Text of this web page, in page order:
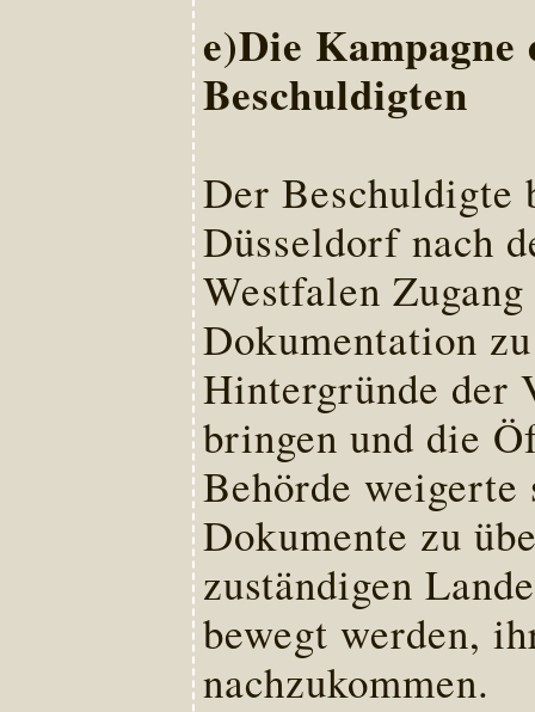
e)Die
Beschuldigten
Der Beschuldigte
Düsseldorf nach
Westfalen
Dokumentation
Hintergründe der
bringen und die
Behörde
Dokumente zu
zuständigen
bewegt werden,
nachzukommen.